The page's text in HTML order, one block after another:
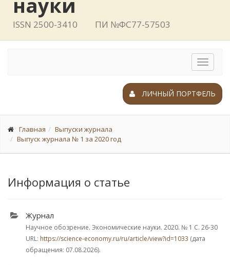
ISSN 2500-3410 ПИ №ФС77-57503
Toggle
ЛИЧНЫЙ ПОРТФЕЛЬ
Главная
Выпуски журнала
Выпуск журнала № 1 за 2020 год
Информация о статье
Журнал
Научное обозрение. Экономические науки. 2020. № 1 С. 26-30
URL: https://science-economy.ru/ru/article/view?id=1033 (дата
обращения: 07.08.2026).